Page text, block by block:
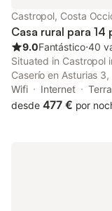
Castropol, Costa
Casa rural para 14
9.0Fantástico⋅40
Situated in Castropol
Caserío en Asturias
views. This property
parking and free WiFi.
Wifi Internet
desde 477 € por